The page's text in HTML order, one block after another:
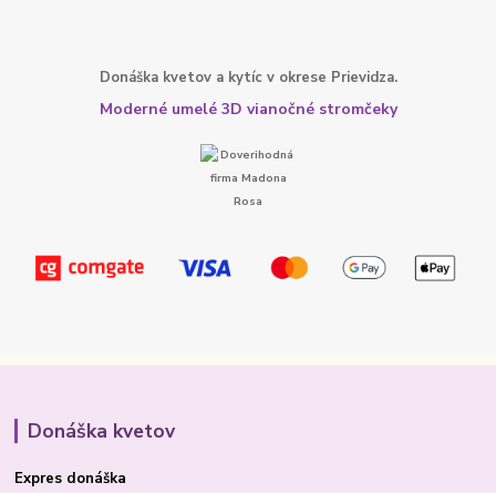
Donáška kvetov a kytíc v okrese Prievidza.
Moderné umelé 3D vianočné stromčeky
Donáška kvetov
Expres donáška